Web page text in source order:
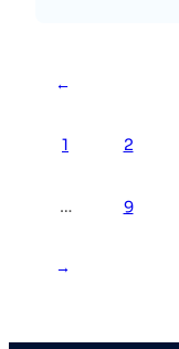
←
1 2
… 9
→